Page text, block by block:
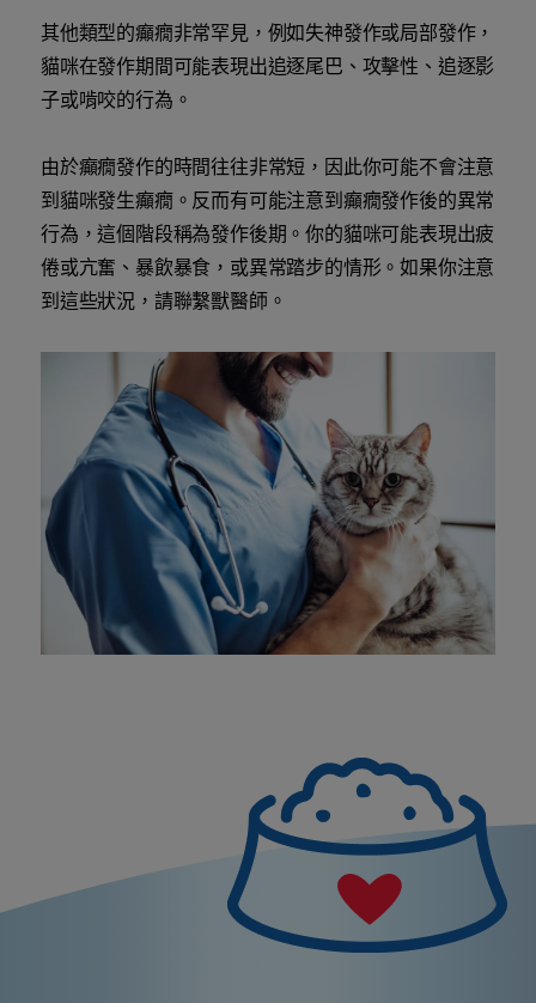
其他類型的癲癇非常罕見，例如失神發作或局部發作，
貓咪在發作期間可能表現出追逐尾巴、攻擊性、追逐影
子或啃咬的行為。
由於癲癇發作的時間往往非常短，因此你可能不會注意
到貓咪發生癲癇。反而有可能注意到癲癇發作後的異常
行為，這個階段稱為發作後期。你的貓咪可能表現出疲
倦或亢奮、暴飲暴食，或異常踏步的情形。如果你注意
到這些狀況，請聯繫獸醫師。